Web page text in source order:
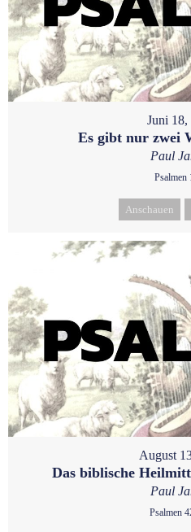
Juni 18,
Es gibt nur zwei
Paul
Psalmen
Anschauen
August
Das biblische
Paul
Psalmen